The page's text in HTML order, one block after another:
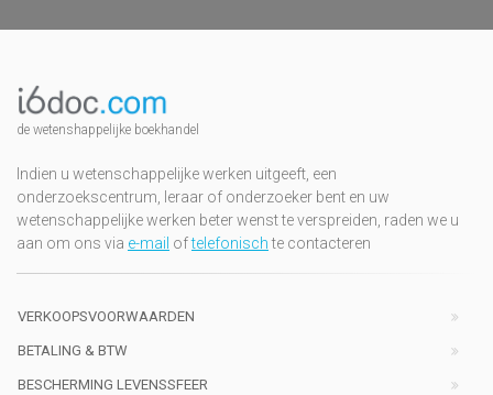
de wetenshappelijke boekhandel
Indien u wetenschappelijke werken uitgeeft, een
onderzoekscentrum, leraar of onderzoeker bent en uw
wetenschappelijke werken beter wenst te verspreiden, raden we u
aan om ons via e-mail oftelefonischte contacteren
VERKOOPSVOORWAARDEN
BETALING & BTW
BESCHERMING LEVENSSFEER